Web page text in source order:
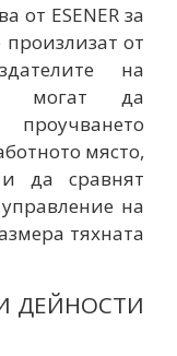
от ESENER за
произлизат от
на
могат да
място,
да сравнят
на
тяхната
ДЕЙНОСТИ